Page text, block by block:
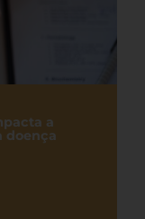
a
doença